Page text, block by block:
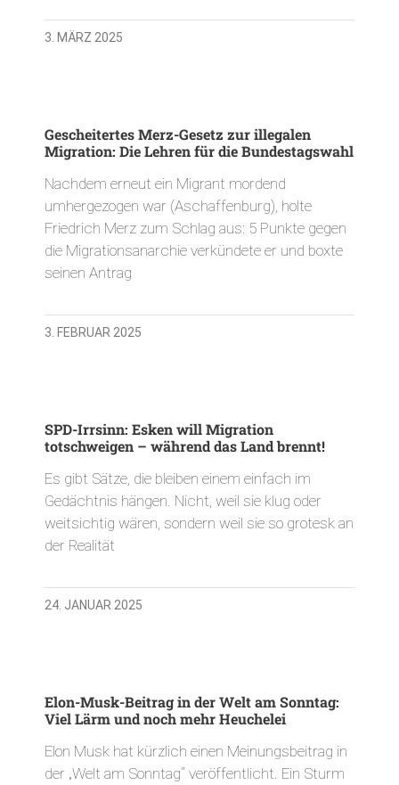
3. MÄRZ 2025
Gescheitertes Merz-Gesetz zur illegalen
Migration: Die Lehren für die Bundestagswahl
Nachdem erneut ein Migrant mordend
umhergezogen war (Aschaffenburg), holte
Friedrich Merz zum Schlag aus: 5 Punkte gegen
die Migrationsanarchie verkündete er und boxte
seinen Antrag
3. FEBRUAR 2025
SPD-Irrsinn: Esken will Migration
totschweigen – während das Land brennt!
Es gibt Sätze, die bleiben einem einfach im
Gedächtnis hängen. Nicht, weil sie klug oder
weitsichtig wären, sondern weil sie so grotesk an
der Realität
24. JANUAR 2025
Elon-Musk-Beitrag in der Welt am Sonntag:
Viel Lärm und noch mehr Heuchelei
Elon Musk hat kürzlich einen Meinungsbeitrag in
der „Welt am Sonntag“ veröffentlicht. Ein Sturm